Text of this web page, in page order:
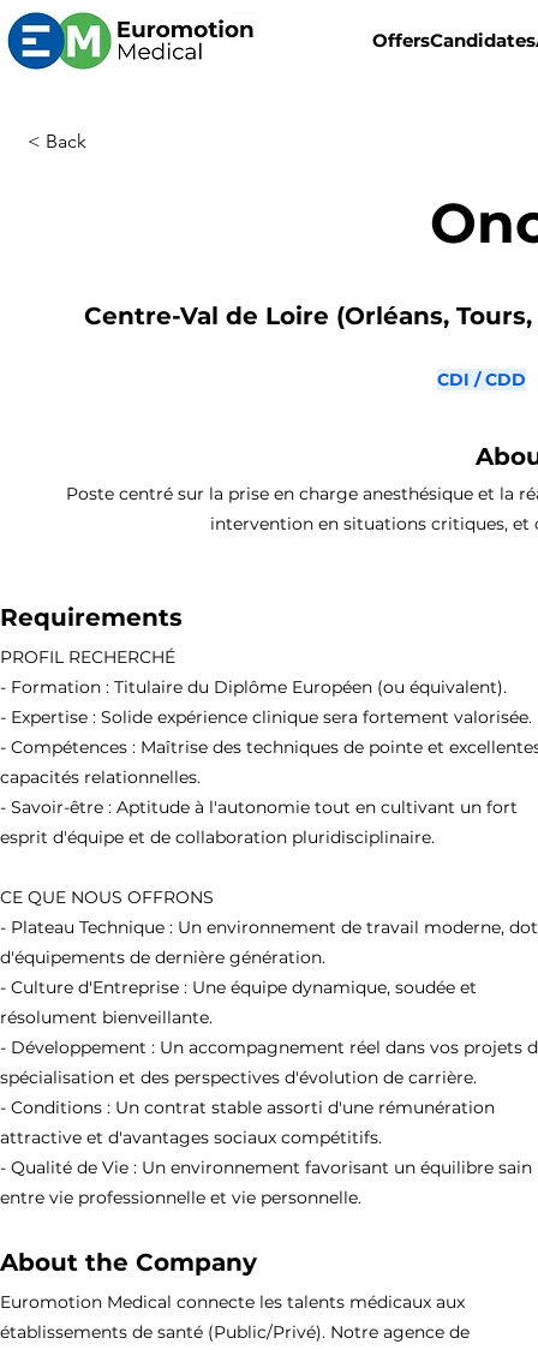
OffersCandidates
< Back
Centre-Val de Loire (Orléans,
CDI / CDD
Poste centré sur la prise en charge anesthésique et la
intervention en situations critiques, et
Requirements
PROFIL RECHERCHÉ
- Formation : Titulaire du Diplôme Européen (ou équivalent).
- Expertise : Solide expérience clinique sera fortement valorisée.
- Compétences : Maîtrise des techniques de pointe et
capacités relationnelles.
- Savoir-être : Aptitude à l'autonomie tout en cultivant un fort
esprit d'équipe et de collaboration pluridisciplinaire.
CE QUE NOUS OFFRONS
- Plateau Technique : Un environnement de travail moderne,
d'équipements de dernière génération.
- Culture d'Entreprise : Une équipe dynamique, soudée et
résolument bienveillante.
- Développement : Un accompagnement réel dans vos projets
spécialisation et des perspectives d'évolution de carrière.
- Conditions : Un contrat stable assorti d'une rémunération
attractive et d'avantages sociaux compétitifs.
- Qualité de Vie : Un environnement favorisant un équilibre sain
entre vie professionnelle et vie personnelle.
About the Company
Euromotion Medical connecte les talents médicaux aux
établissements de santé (Public/Privé). Notre agence de